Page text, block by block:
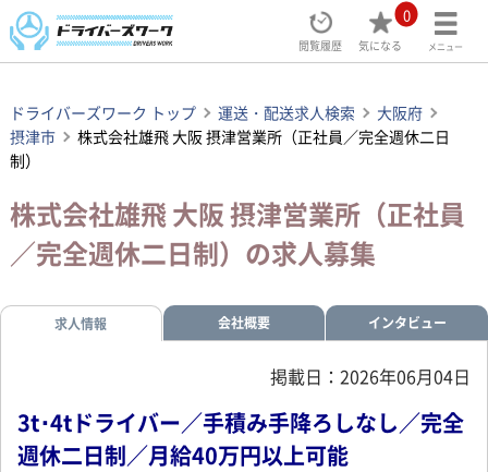
閲覧履歴
0
気になる メニュー
ドライバーズワーク トップ 運送・配送求人検索
大阪府
摂津市
株式会社雄飛 大阪 摂津営業所（正社員／完全週休二日
制）
株式会社雄飛 大阪 摂津営業所（正社員
／完全週休二日制）の求人募集
求人情報 会社概要 インタビュー
掲載日：2026年06月04日
3t･4tドライバー／手積み手降ろしなし／完全
週休二日制／月給40万円以上可能